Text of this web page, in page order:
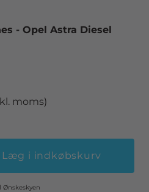
- Opel Astra Diesel
moms)
Læg i indkøbskurv
Tilføj til Ønskeskyen